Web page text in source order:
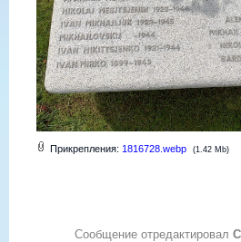
Прикрепления: 1816728.webp (1.42 Mb)
Сообщение отредактировал